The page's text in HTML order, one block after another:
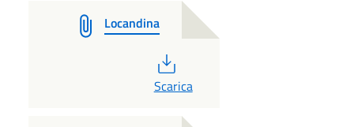
Locandina
PDF
Scarica